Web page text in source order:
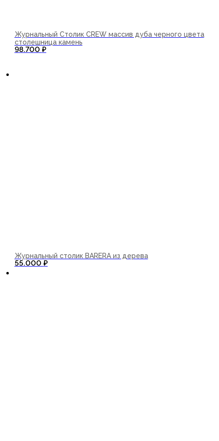
Журнальный Столик CREW массив дуба черного цвета
столешница камень
98.700 ₽
Журнальный столик BARERA из дерева
55.000 ₽